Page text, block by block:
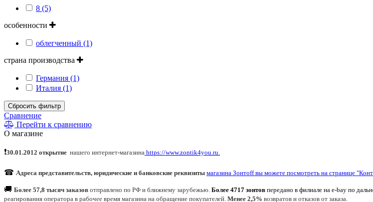
8 (5)
особенности
облегченный (1)
страна производства
Германия (1)
Италия (1)
Сбросить фильтр
Сравнение
Перейти к сравнению
О магазине
❗30.01.2012 открытие нашего интернет-магазина https://www.zontik4you.ru.
☎ Адреса представительств, юридические и банковские реквизиты магазина Зонтoff вы можете посмотреть на странице
🚚 Более 57,8 тысяч заказов отправлено по РФ и ближнему зарубежью. Более 4717 зонтов передано в филиале на e-bay по
реагирования оператора в рабочее время магазина на обращение покупателей. Менее 2,5% возвратов и отказов от заказа.